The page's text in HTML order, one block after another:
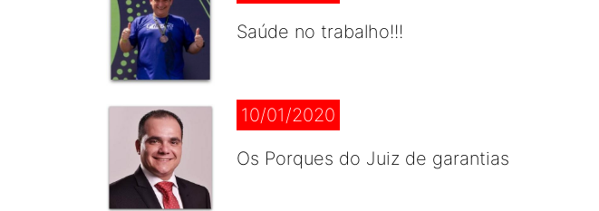
Saúde no trabalho!!!
10/01/2020
Os Porques do Juiz de garantias